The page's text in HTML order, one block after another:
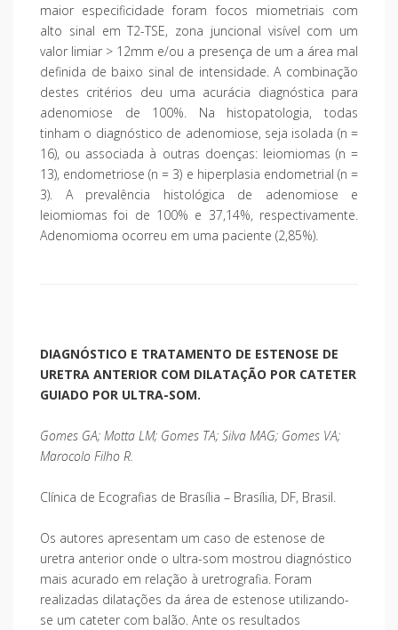
maior especificidade foram focos miometriais com
alto sinal em T2-TSE, zona juncional visível com um
valor limiar > 12mm e/ou a presença de um a área mal
definida de baixo sinal de intensidade. A combinação
destes critérios deu uma acurácia diagnóstica para
adenomiose de 100%. Na histopatologia, todas
tinham o diagnóstico de adenomiose, seja isolada (n =
16), ou associada à outras doenças: leiomiomas (n =
13), endometriose (n = 3) e hiperplasia endometrial (n =
3). A prevalência histológica de adenomiose e
leiomiomas foi de 100% e 37,14%, respectivamente.
Adenomioma ocorreu em uma paciente (2,85%).
DIAGNÓSTICO E TRATAMENTO DE ESTENOSE DE
URETRA ANTERIOR COM DILATAÇÃO POR CATETER
GUIADO POR ULTRA-SOM.
Gomes GA; Motta LM; Gomes TA; Silva MAG; Gomes VA;
Marocolo Filho R.
Clínica de Ecografias de Brasília – Brasília, DF, Brasil.
Os autores apresentam um caso de estenose de
uretra anterior onde o ultra-som mostrou diagnóstico
mais acurado em relação à uretrografia. Foram
realizadas dilatações da área de estenose utilizando-
se um cateter com balão. Ante os resultados